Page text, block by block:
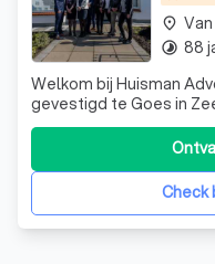
Welkom bij Huisman
gevestigd te Goes in
particulieren als
Het is onze taak voor
oplossing te
contact op om te Check
place
timelapse 88